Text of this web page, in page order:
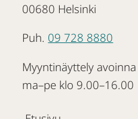
00680 Helsinki
Puh. 09 728 8880
Myyntinäyttely avoinna
ma–pe klo 9.00–16.00